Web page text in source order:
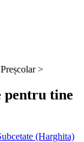
Preșcolar >
pentru tine
(Harghita)